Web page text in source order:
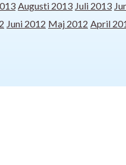
Augusti 2013 Juli 2013
Juni 2012 Maj 2012 April